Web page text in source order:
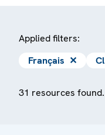
Applied filters:
Français ✕
31 resources found.